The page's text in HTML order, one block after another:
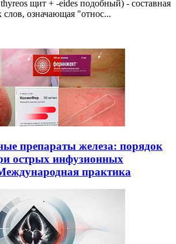
щит + -eides подобный) - составная
слов, означающая "относ...
препараты железа: порядок
острых инфузионных
практика